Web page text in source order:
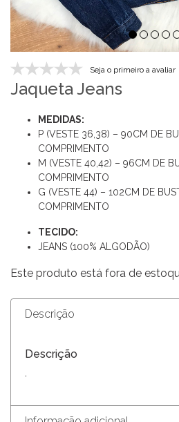
Seja o primeiro a avaliar
Jaqueta Jeans
MEDIDAS:
P (VESTE 36,38) – 90CM DE
COMPRIMENTO
M (VESTE 40,42) – 96CM DE
COMPRIMENTO
G (VESTE 44) – 102CM DE
COMPRIMENTO
TECIDO:
JEANS (100% ALGODÃO)
Este produto está fora de
Descrição
Descrição
.